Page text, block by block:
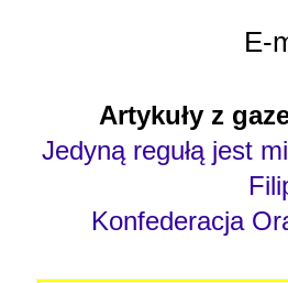
E-
Artykuły z
Jedyną regułą jest
Konfederacja